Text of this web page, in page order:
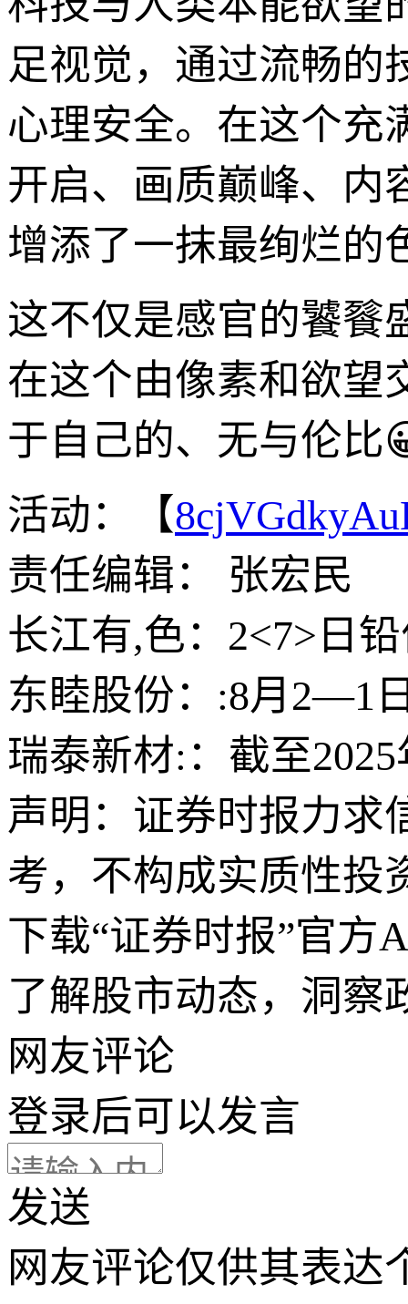
足视觉，通过流畅的
心理安全。在这个充
开启、画质巅峰、内
增添了一抹最绚烂的
这不仅是感官的饕餮
在这个由像素和欲望
于自己的、无与伦比
活动：【
责任编辑： 张宏民
长江有,色：2<7>日
东睦股份：:8月2—1
瑞泰新材:：截至
声明：证券时报力求
考，不构成实质性投
下载“证券时报”官方
了解股市动态，洞察
网友评论
登录后可以发言
发送
网友评论仅供其表达